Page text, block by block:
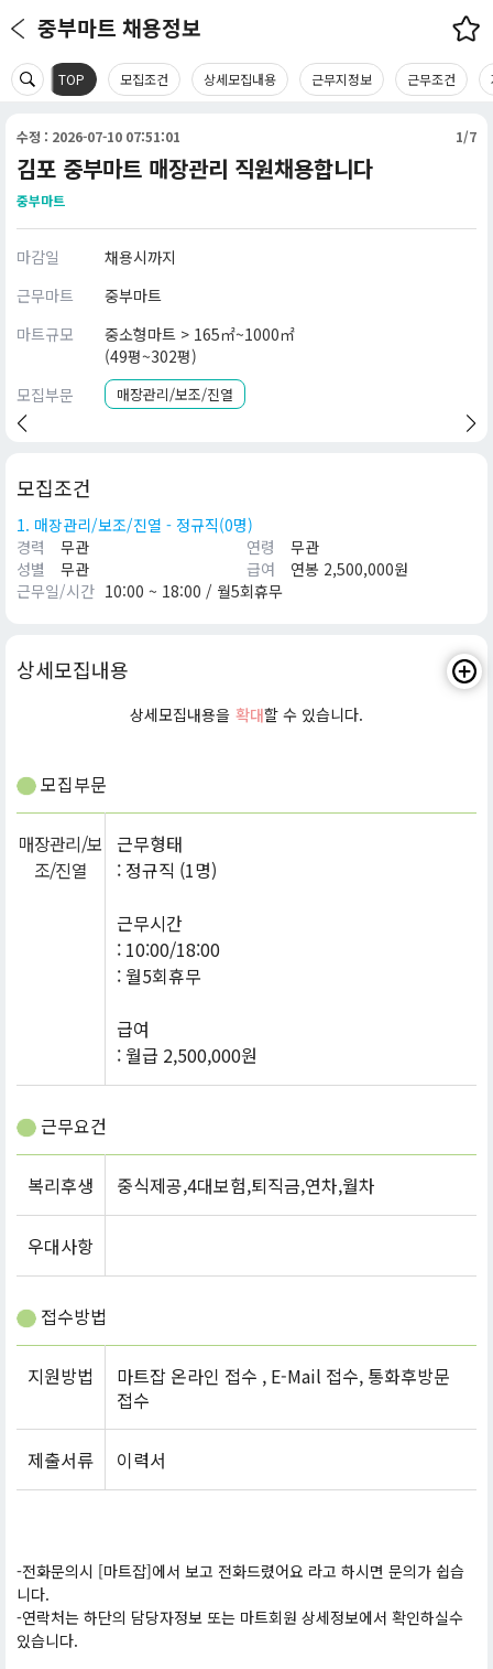
중부마트 채용정보
TOP 모집조건 상세모집내용 근무지정보 근무조건
수정 : 2026-07-10 07:51:01 1/7
김포 중부마트 매장관리 직원채용합니다
중부마트
마감일
채용시까지
근무마트
중부마트
마트규모
중소형마트 > 165㎡~1000㎡
(49평~302평)
모집부문
매장관리/보조/진열
모집조건
1. 매장관리/보조/진열 - 정규직(0명)
경력
무관 연령
무관
성별
무관 급여
연봉 2,500,000원
근무일/시간 10:00 ~ 18:00 / 월5회휴무
상세모집내용
상세모집내용을 확대할 수 있습니다.
모집부문
매장관리/보
조/진열
근무형태
: 정규직 (1명)
근무시간
: 10:00/18:00
: 월5회휴무
급여
: 월급 2,500,000원
근무요건
복리후생 중식제공,4대보험,퇴직금,연차,월차
우대사항
접수방법
지원방법
마트잡 온라인 접수 , E-Mail 접수, 통화후방문
접수
제출서류 이력서
-전화문의시 [마트잡]에서 보고 전화드렸어요 라고 하시면 문의가 쉽습
니다.
-연락처는 하단의 담당자정보 또는 마트회원 상세정보에서 확인하실수
있습니다.